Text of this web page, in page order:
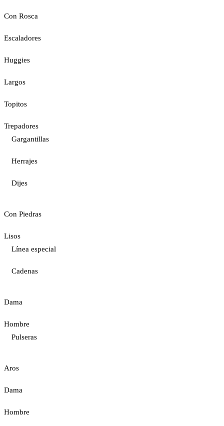
Con Rosca
Escaladores
Huggies
Largos
Topitos
Trepadores
Gargantillas
Herrajes
Dijes
Con Piedras
Lisos
Línea especial
Cadenas
Dama
Hombre
Pulseras
Aros
Dama
Hombre